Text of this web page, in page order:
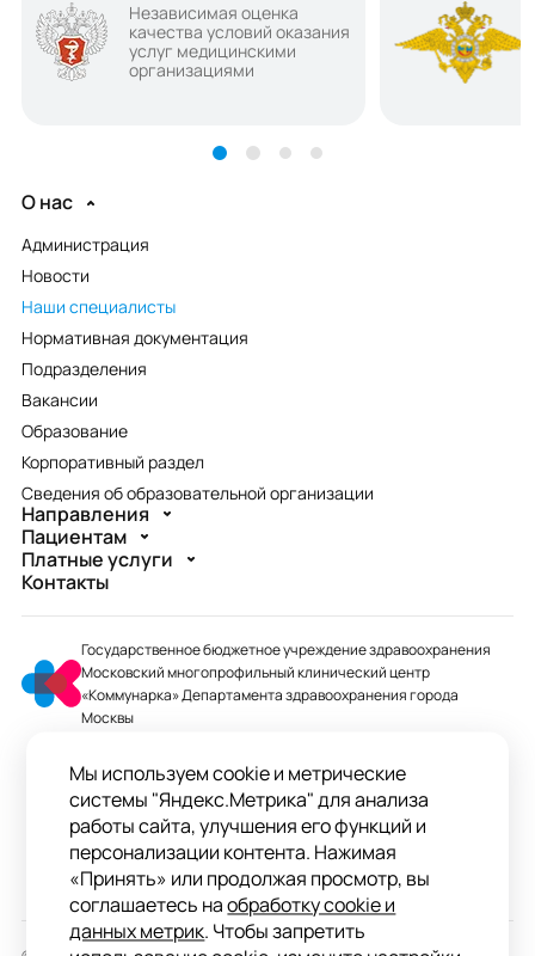
Независимая оценка
качества условий оказания
услуг медицинскими
организациями
О нас
Администрация
Новости
Наши специалисты
Нормативная документация
Подразделения
Вакансии
Образование
Корпоративный раздел
Сведения об образовательной организации
Направления
Пациентам
Платные услуги
Контакты
Государственное бюджетное учреждение здравоохранения
Московский многопрофильный клинический центр
«Коммунарка» Департамента здравоохранения города
Москвы
+7 495 744-07-03
Колл-центр работает до 20:00
ул. Сосенский Стан, д. 8, п. Коммунарка
вн.тер.г. поселение Сосенское, Москва
Мы используем cookie и метрические
системы "Яндекс.Метрика" для анализа
работы сайта, улучшения его функций и
персонализации контента. Нажимая
«Принять» или продолжая просмотр, вы
соглашаетесь наобработку cookie и
данных метрик. Чтобы запретить